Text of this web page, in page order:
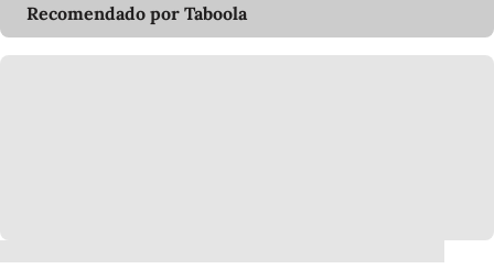
Recomendado por Taboola